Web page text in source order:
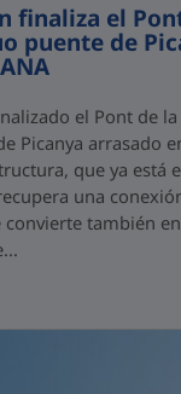
finaliza el
puente de
el Pont de
Picanya arrasado
que ya está
una
también